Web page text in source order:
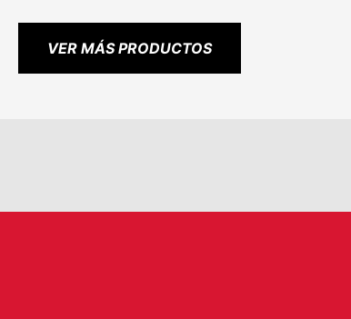
VER MÁS PRODUCTOS